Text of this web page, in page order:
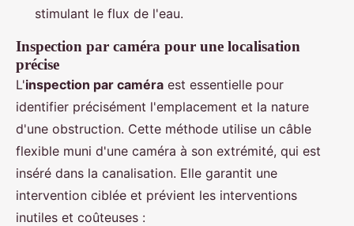
stimulant le flux de l'eau.
Inspection par caméra pour une localisation
précise
L'inspection par caméra est essentielle pour
identifier précisément l'emplacement et la nature
d'une obstruction. Cette méthode utilise un câble
flexible muni d'une caméra à son extrémité, qui est
inséré dans la canalisation. Elle garantit une
intervention ciblée et prévient les interventions
inutiles et coûteuses :